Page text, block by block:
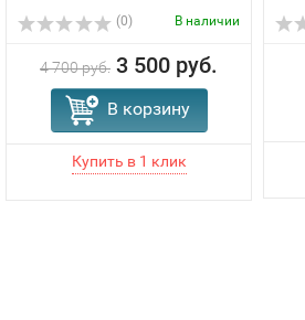
(0) В наличии
4 700 руб. 3 500 руб.
В корзину